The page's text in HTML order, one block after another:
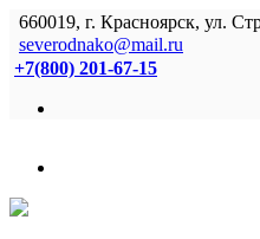
660019, г. Красноярск, ул.
severodnako@mail.ru
+7(800) 201-67-15